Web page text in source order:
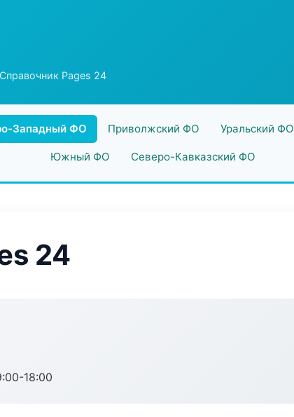
Pages 24
Западный ФО Приволжский ФО Уральский ФО
Южный ФО Северо-Кавказский ФО
24
18:00